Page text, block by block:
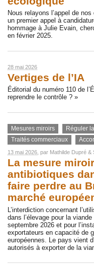
Nous relayons l’appel de
un premier appel à
hommage à Julie Evain,
en février 2025.
28 mai 2026
Vertiges de l’IA
Éditorial du numéro 110 de
reprendre le contrôle ? »
Mesures miroirs Réguler
Traités commerciaux
13 mai 2026 , par Mathilde Dupré &
La mesure
antibiotiques
faire perdre au
marché
L’interdiction concernant
dans l’élevage pour la
septembre 2026 et pour
exportateurs en capacité de
européennes. Le pays vient
autorisés à exporter de la